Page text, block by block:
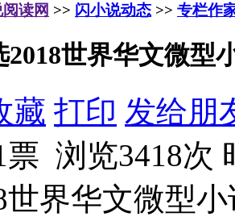
读网 >> 闪小说动态 >> 专栏作
世界华文微型
藏 打印 发给朋
票 浏览3418次
华文微型小